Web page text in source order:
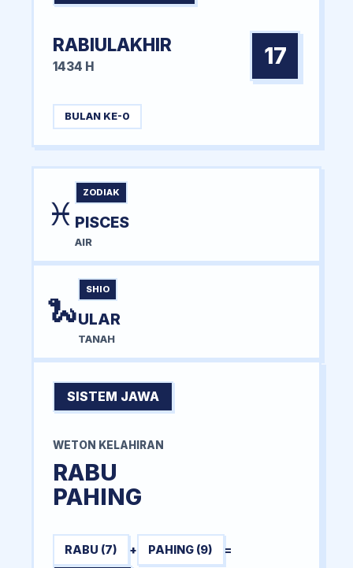
RABIULAKHIR
1434 H 17
BULAN KE-0
♓
ZODIAK
PISCES
AIR
🐍
SHIO
ULAR
TANAH
SISTEM JAWA
WETON KELAHIRAN
RABU
PAHING
RABU (7) + PAHING (9) =